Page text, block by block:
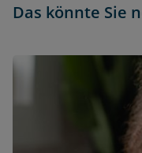
Das könnte Sie